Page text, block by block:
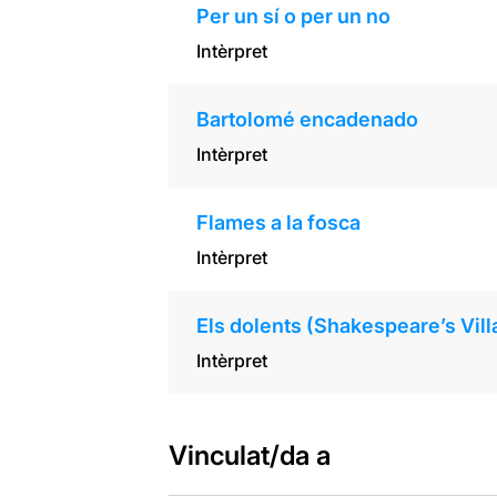
Per un sí o per un no
Intèrpret
Bartolomé encadenado
Intèrpret
Flames a la fosca
Intèrpret
Els dolents (Shakespeare’s
Intèrpret
Vinculat/da a